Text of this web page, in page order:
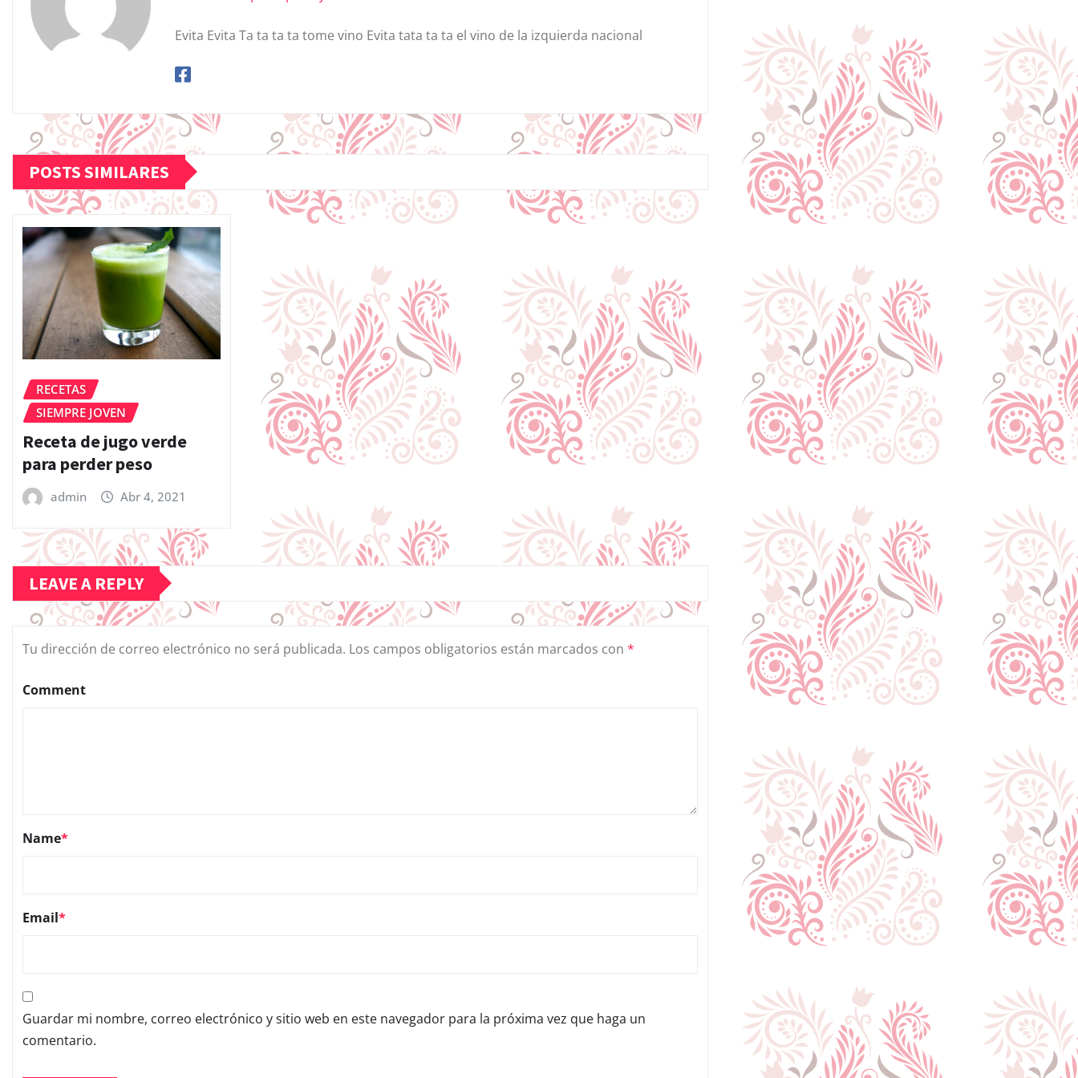
Evita Evita Ta ta ta ta tome vino Evita tata ta ta el vino de la izquierda nacional
POSTS SIMILARES
RECETAS
SIEMPRE JOVEN
Receta de jugo verde
para perder peso
admin Abr 4, 2021
LEAVE A REPLY
Tu dirección de correo electrónico no será publicada. Los campos obligatorios están marcados con *
Comment
Name*
Email*
Guardar mi nombre, correo electrónico y sitio web en este navegador para la próxima vez que haga un
comentario.